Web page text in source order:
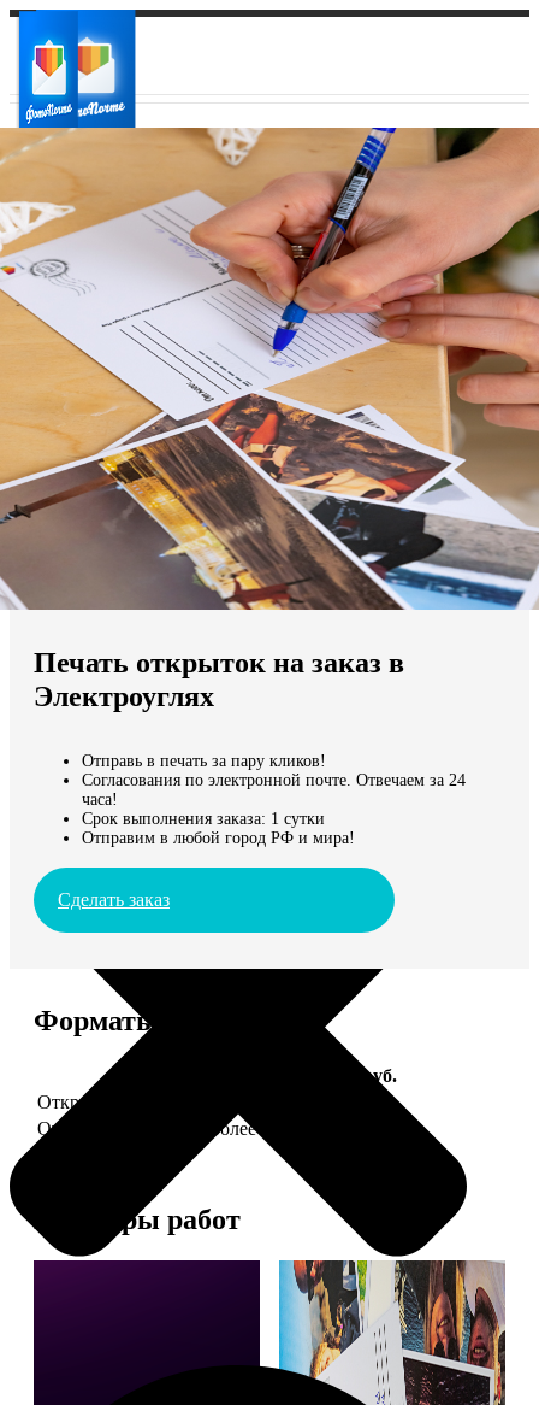
Ваш город:
Ваш регион доставки
Выберите из списка:
Мы доставляем по всему миру
Продолжить без города
Печать открыток на заказ в
Электроуглях
Отправь в печать за пару кликов!
Согласования по электронной почте. Отвечаем за 24
часа!
Срок выполнения заказа: 1 сутки
Отправим в любой город РФ и мира!
Сделать заказ
Форматы и цены
Цена, руб.
Открытка А5 "отправим за Вас"
Открытка А5 6 шт и более
Примеры работ